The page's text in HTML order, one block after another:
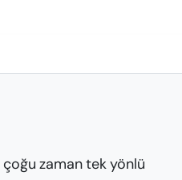
çoğu zaman tek yönlü